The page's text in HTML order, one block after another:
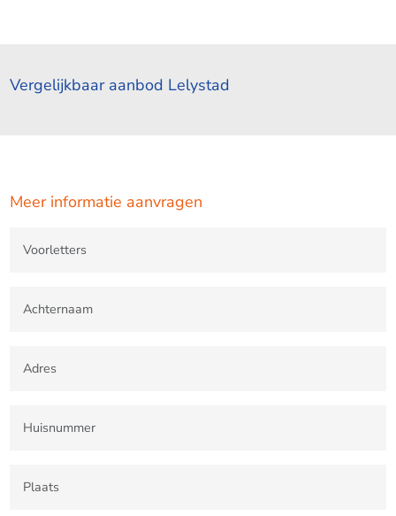
Vergelijkbaar aanbod Lelystad
Meer informatie aanvragen